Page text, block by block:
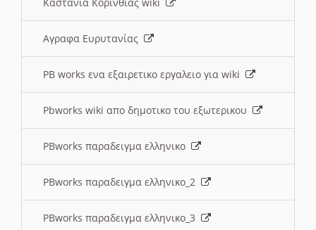
Αγραφα Ευρυτανίας
PB works ενα εξαιρετικο εργαλειο για wiki
Pbworks wiki απο δημοτικο του εξωτερικου
PBworks παραδειγμα ελληνικο
PBworks παραδειγμα ελληνικο_2
PBworks παραδειγμα ελληνικο_3